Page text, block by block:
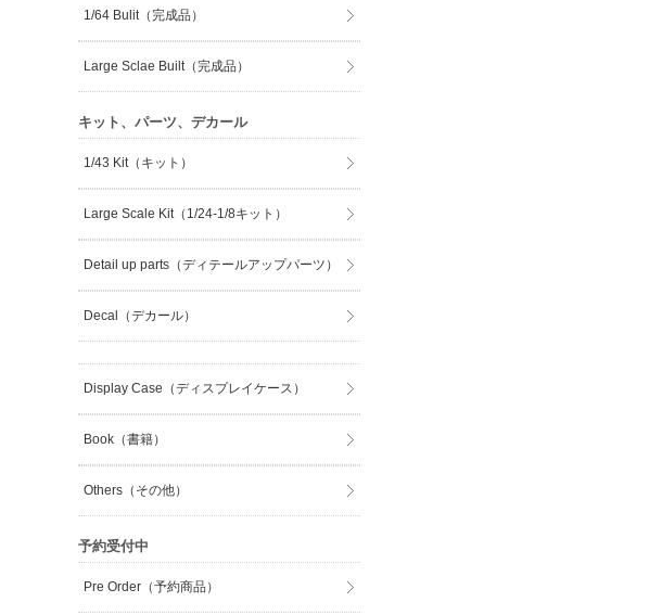
1/64 Bulit（完成品）
Large Sclae Built（完成品）
キット、パーツ、デカール
1/43 Kit（キット）
Large Scale Kit（1/24-1/8キット）
Detail up parts（ディテールアップパーツ）
Decal（デカール）
Display Case（ディスプレイケース）
Book（書籍）
Others（その他）
予約受付中
Pre Order（予約商品）